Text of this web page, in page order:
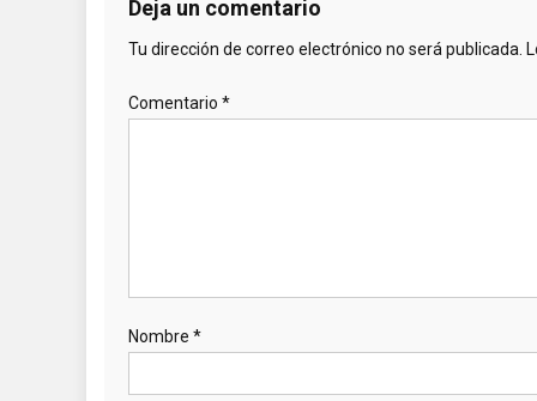
Deja un comentario
Tu dirección de correo electrónico no será publicada.
Comentario *
Nombre *